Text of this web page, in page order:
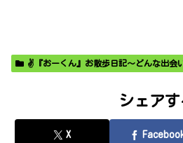
✌️『おーくん』お散歩日記〜どんな出会
シェアす
X